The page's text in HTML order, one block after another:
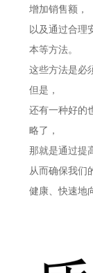
增加销售额，
以及通过合理安
本等方法。
这些方法是必须
但是，
还有一种好的也
略了，
那就是通过提高
从而确保我们的
健康、快速地向